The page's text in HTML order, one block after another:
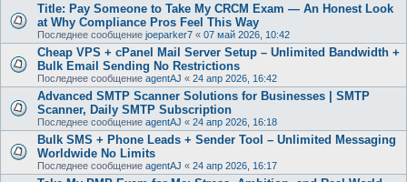
Title: Pay Someone to Take My CRCM Exam — An Honest Look
at Why Compliance Pros Feel This Way
Последнее сообщение joeparker7 « 07 май 2026, 10:42
Cheap VPS + cPanel Mail Server Setup – Unlimited Bandwidth +
Bulk Email Sending No Restrictions
Последнее сообщение agentAJ « 24 апр 2026, 16:42
Advanced SMTP Scanner Solutions for Businesses | SMTP
Scanner, Daily SMTP Subscription
Последнее сообщение agentAJ « 24 апр 2026, 16:18
Bulk SMS + Phone Leads + Sender Tool – Unlimited Messaging
Worldwide No Limits
Последнее сообщение agentAJ « 24 апр 2026, 16:17